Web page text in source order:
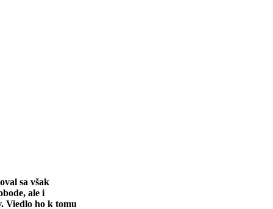
sa však
ale i
Viedlo ho k tomu